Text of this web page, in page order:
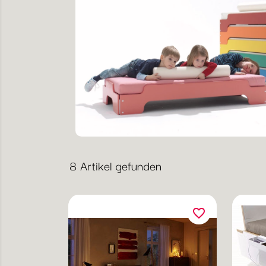
8 Artikel gefunden
favorite_border